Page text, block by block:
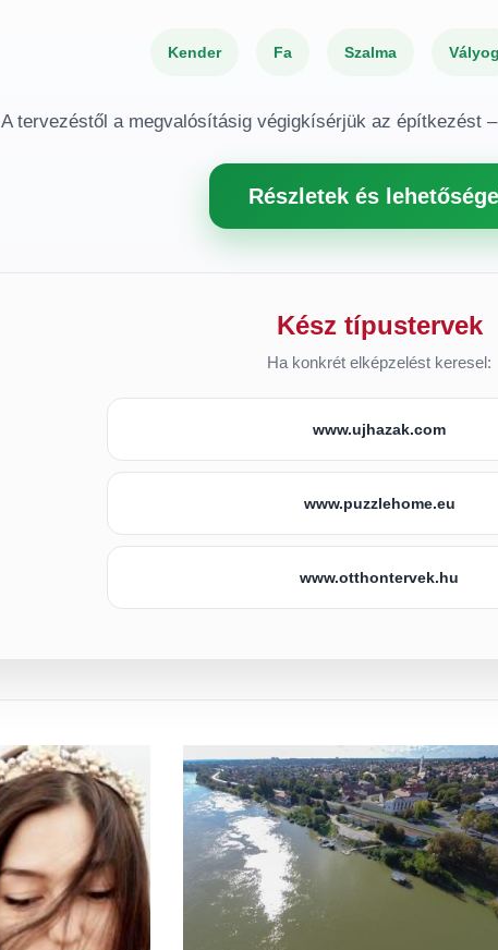
Kender Fa Szalma Vályog
A tervezéstől a megvalósításig végigkísérjük az építkezést
Részletek és
Kész típustervek
Ha konkrét elképzelést keresel:
www.ujhazak.com
www.puzzlehome.eu
www.otthontervek.hu